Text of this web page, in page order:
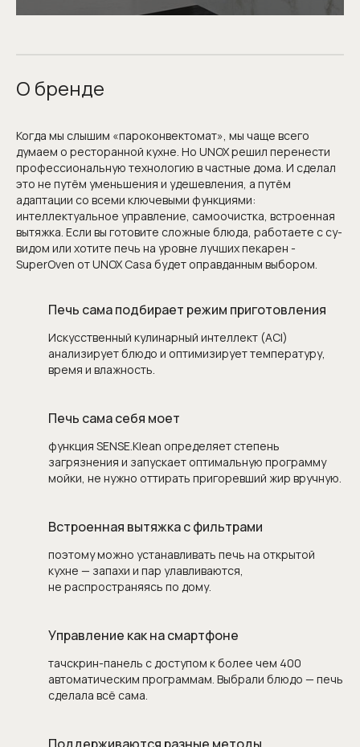
О бренде
Когда мы слышим «пароконвектомат», мы чаще всего
думаем о ресторанной кухне. Но UNOX решил перенести
профессиональную технологию в частные дома. И сделал
это не путём уменьшения и удешевления, а путём
адаптации со всеми ключевыми функциями:
интеллектуальное управление, самоочистка, встроенная
вытяжка. Если вы готовите сложные блюда, работаете с су-
видом или хотите печь на уровне лучших пекарен -
SuperOven от UNOX Casa будет оправданным выбором.
Печь сама подбирает режим приготовления
Искусственный кулинарный интеллект (ACI)
анализирует блюдо и оптимизирует температуру,
время и влажность.
Печь сама себя моет
функция SENSE.Klean определяет степень
загрязнения и запускает оптимальную программу
мойки, не нужно оттирать пригоревший жир вручную.
Встроенная вытяжка с фильтрами
поэтому можно устанавливать печь на открытой
кухне — запахи и пар улавливаются,
не распространяясь по дому.
Управление как на смартфоне
тачскрин-панель с доступом к более чем 400
автоматическим программам. Выбрали блюдо — печь
сделала всё сама.